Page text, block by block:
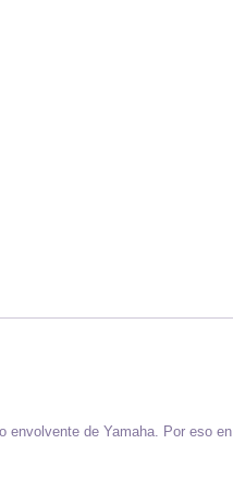
envolvente de Yamaha. Por eso en